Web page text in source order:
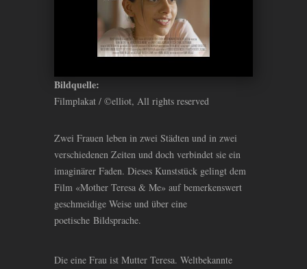
Bildquelle:
Filmplakat / ©elliot, All rights reserved
Zwei Frauen leben in zwei Städten und in zwei
verschiedenen Zeiten und doch verbindet sie ein
imaginärer Faden. Dieses Kunststück gelingt dem
Film «Mother Teresa & Me» auf bemerkenswert
geschmeidige Weise und über eine
poetische Bildsprache.
Die eine Frau ist Mutter Teresa. Weltbekannte